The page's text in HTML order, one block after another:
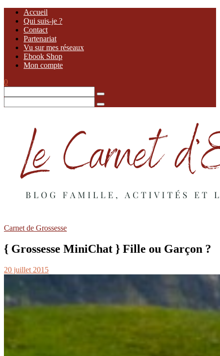
Accueil
Qui suis-je ?
Contact
Partenariat
Vu sur mes réseaux
Ebook Shop
Mon compte
0
Carnet de Grossesse
{ Grossesse MiniChat } Fille ou Garçon ?
20 juillet 2015